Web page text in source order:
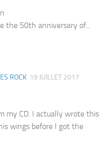
peterson
the 50th anniversary of...
ROCK 19 JUILLET 2017
CD. I actually wrote this
wings before I got the